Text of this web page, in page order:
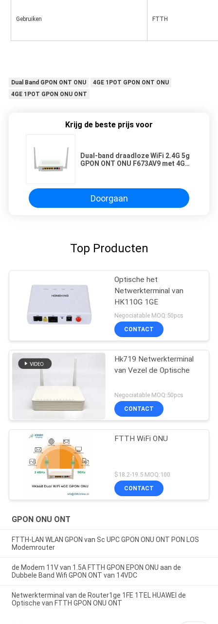
Gebruiken FTTH
Dual Band GPON ONT ONU
4GE 1POT GPON ONT ONU
4GE 1POT GPON ONU ONT
Krijg de beste prijs voor
Dual-band draadloze WiFi 2.4G 5g
GPON ONT ONU F673AV9 met 4GE
Doorgaan
Top Producten
Optische het
Netwerkterminal van
HK110G 1GE
Negociatable MOQ:50pcs
CONTACT
Hk719 Netwerkterminal
van Vezel de Optische
Negociatable MOQ:50pcs
CONTACT
FTTH WiFi ONU
$18.2-19.5 MOQ:100
CONTACT
GPON ONU ONT
FTTH-LAN WLAN GPON van Sc UPC GPON ONU ONT PON LOS
Modemrouter
de Modem 11V van 1.5A FTTH GPON EPON ONU aan de
Dubbele Band Wifi GPON ONT van 14VDC
Netwerkterminal van de Router1ge 1FE 1TEL HUAWEI de
Optische van FTTH GPON ONU ONT